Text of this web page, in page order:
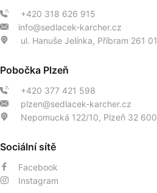
+420 318 626 915
info@sedlacek-karcher.cz
ul. Hanuše Jelínka, Příbram 261 01
Pobočka Plzeň
+420 377 421 598
plzen@sedlacek-karcher.cz
Nepomucká 122/10, Plzeň 32 600
Sociální sítě
Facebook
Instagram